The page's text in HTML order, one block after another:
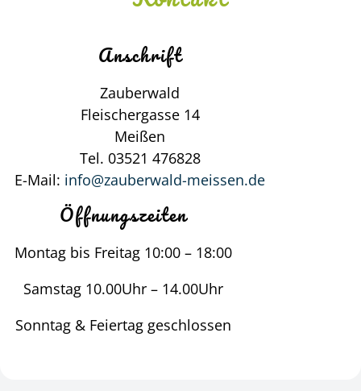
Anschrift
Zauberwald
Fleischergasse 14
Meißen
Tel. 03521 476828
E-Mail: info@zauberwald-meissen.de
Öffnungszeiten
Montag bis Freitag 10:00 – 18:00
Samstag 10.00Uhr – 14.00Uhr
Sonntag & Feiertag geschlossen